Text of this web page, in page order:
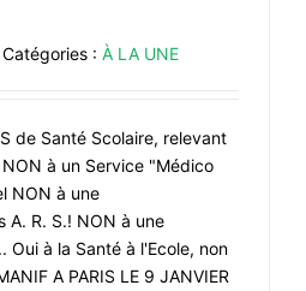
Catégories : À LA UNE
de Santé Scolaire, relevant
à un Service "Médico
NON à une
A. R. S.! NON à une
Oui à la Santé à l'Ecole, non
A PARIS LE 9 JANVIER